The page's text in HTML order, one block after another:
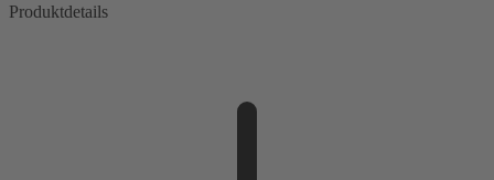
Produktdetails